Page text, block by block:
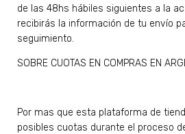
de las 48hs hábiles siguientes a la
recibirás la información de tu envío
seguimiento.
SOBRE CUOTAS EN COMPRAS EN
Por mas que esta plataforma de
posibles cuotas durante el proceso